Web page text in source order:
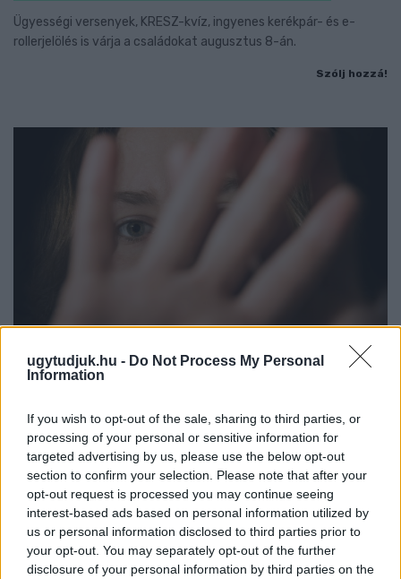
ugytudjuk.hu - Do Not Process My Personal
Information
If you wish to opt-out of the sale, sharing to third parties, or
processing of your personal or sensitive information for
targeted advertising by us, please use the below opt-out
section to confirm your selection. Please note that after your
opt-out request is processed you may continue seeing
interest-based ads based on personal information utilized by
us or personal information disclosed to third parties prior to
your opt-out. You may separately opt-out of the further
disclosure of your personal information by third parties on the
Ügyességi versenyek, KRESZ-kvíz, ingyenes kerékpár- és e-
rollerjelölés is várja a családokat augusztus 8-án.
Szólj hozzá!
VÁDAT AZ ÜGYÉSZSÉG
A férfi a nyílt utcán kezdte verni áldozatát.
Szólj hozzá!